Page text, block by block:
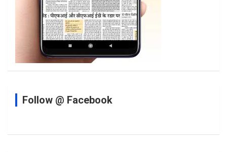
Follow @ Facebook